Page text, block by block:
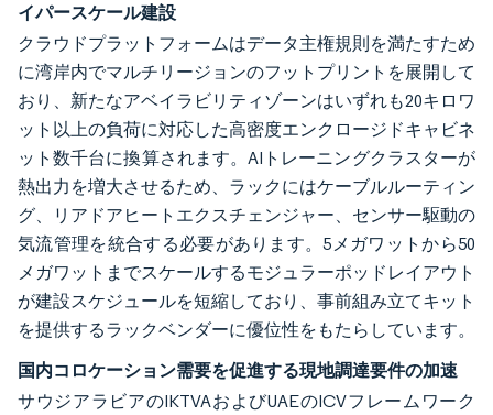
イパースケール建設
クラウドプラットフォームはデータ主権規則を満たすため
に湾岸内でマルチリージョンのフットプリントを展開して
おり、新たなアベイラビリティゾーンはいずれも20キロワ
ット以上の負荷に対応した高密度エンクロージドキャビネ
ット数千台に換算されます。AIトレーニングクラスターが
熱出力を増大させるため、ラックにはケーブルルーティン
グ、リアドアヒートエクスチェンジャー、センサー駆動の
気流管理を統合する必要があります。5メガワットから50
メガワットまでスケールするモジュラーポッドレイアウト
が建設スケジュールを短縮しており、事前組み立てキット
を提供するラックベンダーに優位性をもたらしています。
国内コロケーション需要を促進する現地調達要件の加速
サウジアラビアのIKTVAおよびUAEのICVフレームワーク